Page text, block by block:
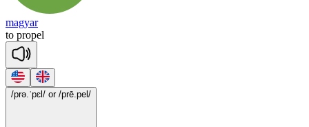
magyar
to propel
/prə.ˈpɛl/ or /prē.pel/